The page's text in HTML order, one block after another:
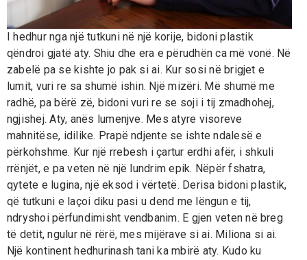
I hedhur nga një tutkuni në një korije, bidoni plastik
qëndroi gjatë aty. Shiu dhe era e përudhën ca më vonë. Në
zabelë pa se kishte jo pak si ai. Kur sosi në brigjet e
lumit, vuri re sa shumë ishin. Një mizëri. Më shumë me
radhë, pa bërë zë, bidoni vuri re se soji i tij zmadhohej,
ngjishej. Aty, anës lumenjve. Mes atyre visoreve
mahnitëse, idilike. Prapë ndjente se ishte ndalesë e
përkohshme. Kur një rrebesh i çartur erdhi afër, i shkuli
rrënjët, e pa veten në një lundrim epik. Nëpër fshatra,
qytete e lugina, një eksod i vërtetë. Derisa bidoni plastik,
që tutkuni e laçoi diku pasi u dend me lëngun e tij,
ndryshoi përfundimisht vendbanim. E gjen veten në breg
të detit, ngulur në rërë, mes mijërave si ai. Miliona si ai.
Një kontinent hedhurinash tani ka mbirë aty. Kudo ku